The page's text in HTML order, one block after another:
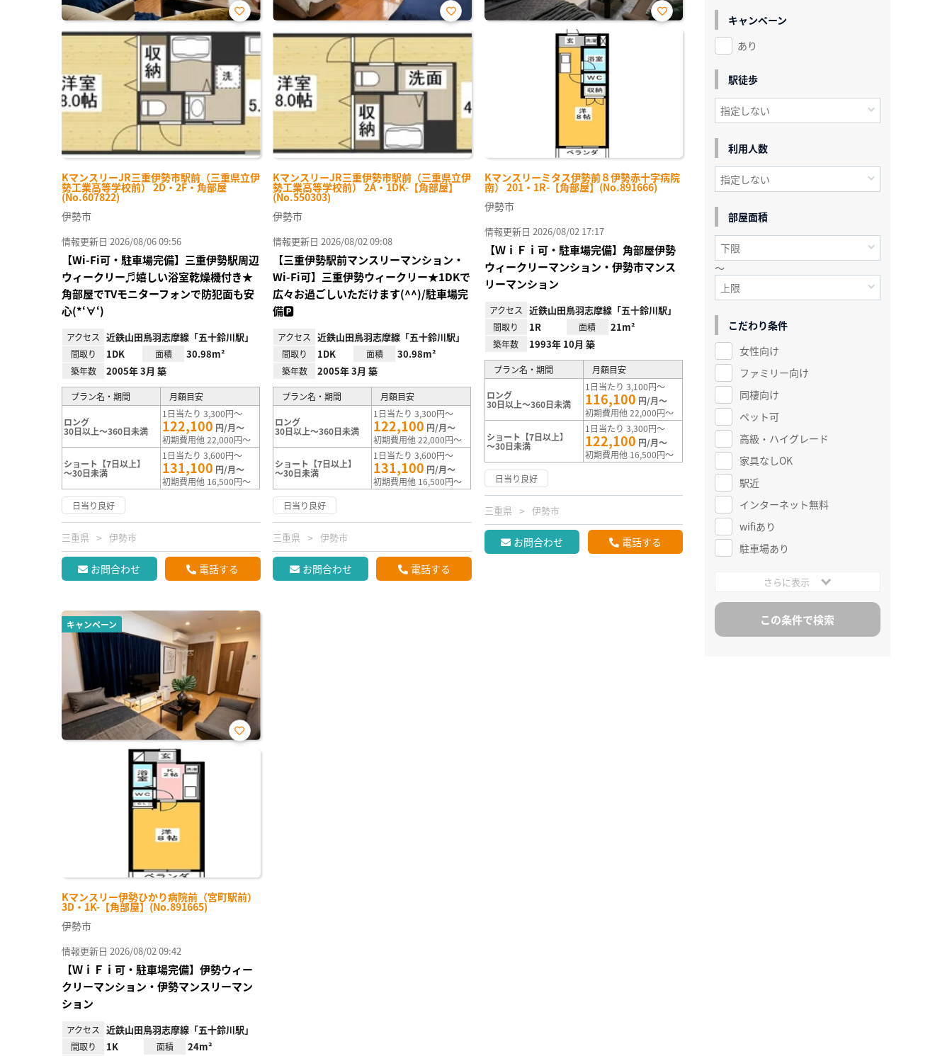
KマンスリーJR三重伊勢市駅前（三重県立伊
勢工業高等学校前） 2D・2F・角部屋
(No.607822)
お気
に入
伊勢市
情報更新日 2026/08/06 09:56
【Wi-Fi可・駐車場完備】三重伊勢駅周辺
ウィークリー♬嬉しい浴室乾燥機付き★
角部屋でTVモニターフォンで防犯面も安
心(*‘∀‘)
アクセス 近鉄山田鳥羽志摩線「五十鈴川駅」
間取り 1DK 面積 30.98m²
築年数 2005年 3月 築
プラン名・期間 月額目安
ロング
30日以上～360日未満
1日当たり 3,300円～
122,100 円/月～
初期費用他 22,000円～
ショート【7日以上】
～30日未満
1日当たり 3,600円～
131,100 円/月～
初期費用他 16,500円～
日当り良好
三重県 伊勢市
お問合わせ 電話する
KマンスリーJR三重伊勢市駅前（三重県立伊
勢工業高等学校前） 2A・1DK-【角部屋】
(No.550303)
お気
に入
録
伊勢市
情報更新日 2026/08/02 09:08
【三重伊勢駅前マンスリーマンション・
Wi-Fi可】三重伊勢ウィークリー★1DKで
広々お過ごしいただけます(^^)/駐車場完
備🅿
アクセス 近鉄山田鳥羽志摩線「五十鈴川駅」
間取り 1DK 面積 30.98m²
築年数 2005年 3月 築
プラン名・期間 月額目安
ロング
30日以上～360日未満
1日当たり 3,300円～
122,100 円/月～
初期費用他 22,000円～
ショート【7日以上】
～30日未満
1日当たり 3,600円～
131,100 円/月～
初期費用他 16,500円～
日当り良好
三重県 伊勢市
お問合わせ 電話する
Kマンスリーミタス伊勢前８伊勢赤十字病院
南） 201・1R-【角部屋】(No.891666)
お気
伊勢市
情報更新日 2026/08/02 17:17
【ＷｉＦｉ可・駐車場完備】角部屋伊勢
ウィークリーマンション・伊勢市マンス
リーマンション
アクセス 近鉄山田鳥羽志摩線「五十鈴川駅」
間取り 1R 面積 21m²
築年数 1993年 10月 築
プラン名・期間 月額目安
ロング
30日以上～360日未満
1日当たり 3,100円～
116,100 円/月～
初期費用他 22,000円～
ショート【7日以上】
～30日未満
1日当たり 3,300円～
122,100 円/月～
初期費用他 16,500円～
日当り良好
三重県 伊勢市
お問合わせ 電話する
キャンペーン
Kマンスリー伊勢ひかり病院前（宮町駅前）
3D・1K-【角部屋】(No.891665)
お気
伊勢市
情報更新日 2026/08/02 09:42
【ＷｉＦｉ可・駐車場完備】伊勢ウィー
クリーマンション・伊勢マンスリーマン
ション
アクセス 近鉄山田鳥羽志摩線「五十鈴川駅」
間取り 1K 面積 24m²
キャンペーン
あり
駅徒歩
利用人数
部屋面積
～
こだわり条件
女性向け
ファミリー向け
同棲向け
ペット可
高級・ハイグレード
家具なしOK
駅近
インターネット無料
wifiあり
駐車場あり
さらに表示